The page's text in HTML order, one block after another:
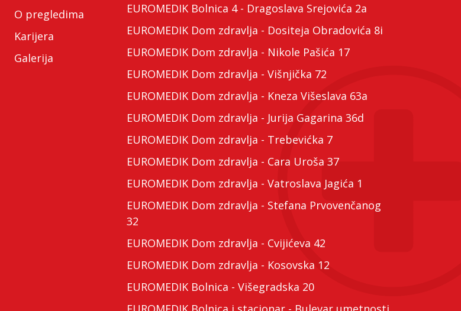
O pregledima
Karijera
Galerija
EUROMEDIK Bolnica 4 - Dragoslava Srejovića 2a
EUROMEDIK Dom zdravlja - Dositeja Obradovića 8i
EUROMEDIK Dom zdravlja - Nikole Pašića 17
EUROMEDIK Dom zdravlja - Višnjička 72
EUROMEDIK Dom zdravlja - Kneza Višeslava 63a
EUROMEDIK Dom zdravlja - Jurija Gagarina 36d
EUROMEDIK Dom zdravlja - Trebevićka 7
EUROMEDIK Dom zdravlja - Cara Uroša 37
EUROMEDIK Dom zdravlja - Vatroslava Jagića 1
EUROMEDIK Dom zdravlja - Stefana Prvovenčanog
32
EUROMEDIK Dom zdravlja - Cvijićeva 42
EUROMEDIK Dom zdravlja - Kosovska 12
EUROMEDIK Bolnica - Višegradska 20